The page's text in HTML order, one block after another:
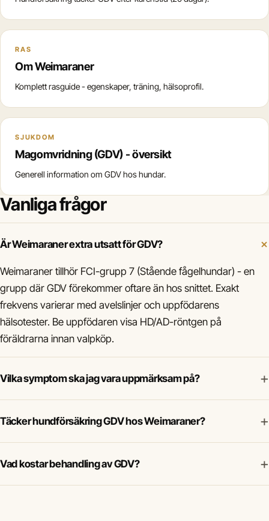
RAS
Om Weimaraner
Komplett rasguide - egenskaper, träning, hälsoprofil.
SJUKDOM
Magomvridning (GDV) - översikt
Generell information om GDV hos hundar.
Vanliga frågor
Är Weimaraner extra utsatt för GDV?
Weimaraner tillhör FCI-grupp 7 (Stående fågelhundar) - en
grupp där GDV förekommer oftare än hos snittet. Exakt
frekvens varierar med avelslinjer och uppfödarens
hälsotester. Be uppfödaren visa HD/AD-röntgen på
föräldrarna innan valpköp.
Vilka symptom ska jag vara uppmärksam på? +
Täcker hundförsäkring GDV hos Weimaraner? +
Vad kostar behandling av GDV? +